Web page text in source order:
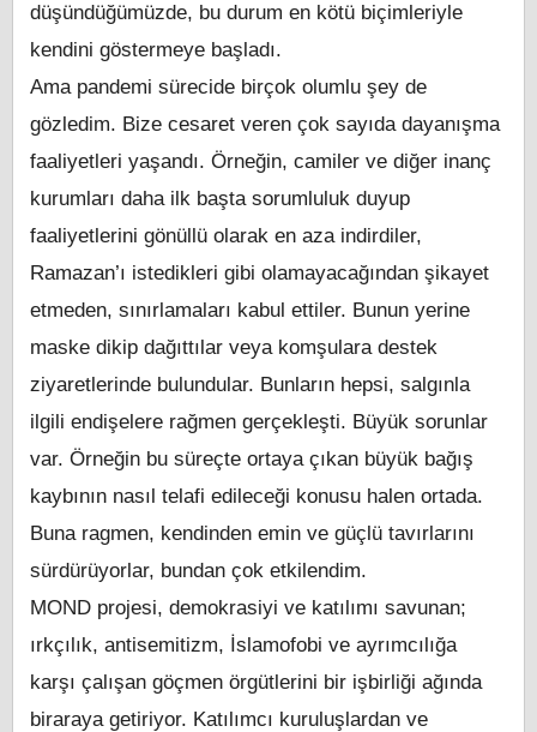
düşündüğümüzde, bu durum en kötü biçimleriyle
kendini göstermeye başladı.
Ama pandemi sürecide birçok olumlu şey de
gözledim. Bize cesaret veren çok sayıda dayanışma
faaliyetleri yaşandı. Örneğin, camiler ve diğer inanç
kurumları daha ilk başta sorumluluk duyup
faaliyetlerini gönüllü olarak en aza indirdiler,
Ramazan’ı istedikleri gibi olamayacağından şikayet
etmeden, sınırlamaları kabul ettiler. Bunun yerine
maske dikip dağıttılar veya komşulara destek
ziyaretlerinde bulundular. Bunların hepsi, salgınla
ilgili endişelere rağmen gerçekleşti. Büyük sorunlar
var. Örneğin bu süreçte ortaya çıkan büyük bağış
kaybının nasıl telafi edileceği konusu halen ortada.
Buna ragmen, kendinden emin ve güçlü tavırlarını
sürdürüyorlar, bundan çok etkilendim.
MOND projesi, demokrasiyi ve katılımı savunan;
ırkçılık, antisemitizm, İslamofobi ve ayrımcılığa
karşı çalışan göçmen örgütlerini bir işbirliği ağında
biraraya getiriyor. Katılımcı kuruluşlardan ve